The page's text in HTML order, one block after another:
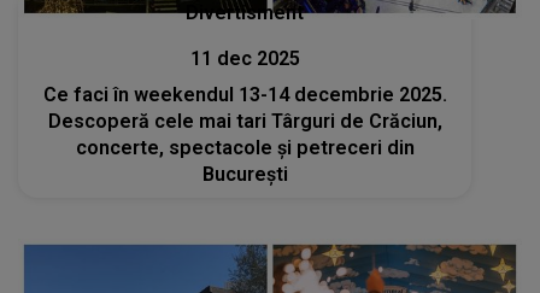
Divertisment
11 dec 2025
Ce faci în weekendul 13-14 decembrie 2025.
Descoperă cele mai tari Târguri de Crăciun,
concerte, spectacole și petreceri din
București